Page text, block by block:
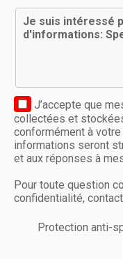
J’accepte que
collectées et
conformément à
informations seront
et aux réponses à
Pour toute question
confidentialité,
Protection anti-